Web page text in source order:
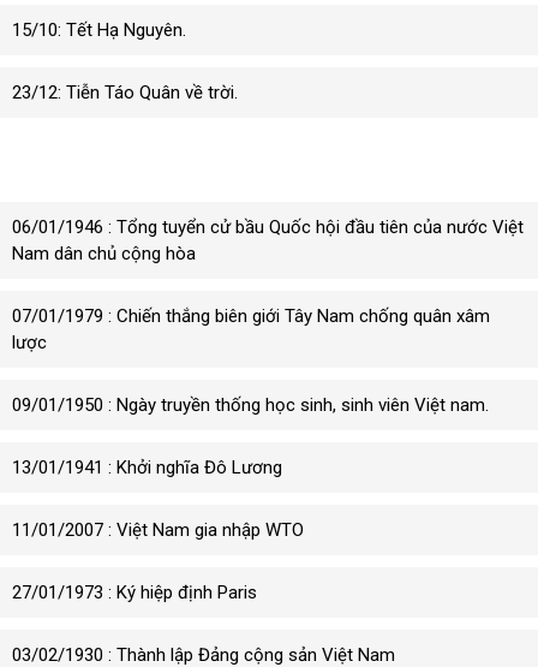
15/10: Tết Hạ Nguyên.
23/12: Tiễn Táo Quân về trời.
06/01/1946 : Tổng tuyển cử bầu Quốc hội đầu tiên của nước Việt
Nam dân chủ cộng hòa
07/01/1979 : Chiến thắng biên giới Tây Nam chống quân xâm
lược
09/01/1950 : Ngày truyền thống học sinh, sinh viên Việt nam.
13/01/1941 : Khởi nghĩa Đô Lương
11/01/2007 : Việt Nam gia nhập WTO
27/01/1973 : Ký hiệp định Paris
03/02/1930 : Thành lập Đảng cộng sản Việt Nam